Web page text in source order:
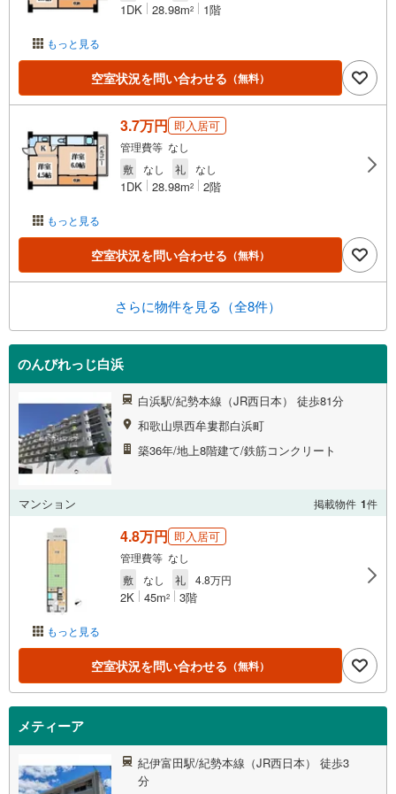
もっと見る
1DK 28.98m2 1階
空室状況を問い合わせる （無料）
もっと見る
3.7万円 即入居可
管理費等 なし
敷
なし 礼 なし
1DK 28.98m2 2階
空室状況を問い合わせる （無料）
さらに物件を見る（全8件）
のんびれっじ白浜
白浜駅/紀勢本線（JR西日本） 徒歩81分
和歌山県西牟婁郡白浜町
築36年/地上8階建て/鉄筋コンクリート
マンション 掲載物件 1件
もっと見る
4.8万円 即入居可
管理費等 なし
敷
なし 礼 4.8万円
2K 45m2 3階
空室状況を問い合わせる （無料）
メティーア
紀伊富田駅/紀勢本線（JR西日本） 徒歩3
分